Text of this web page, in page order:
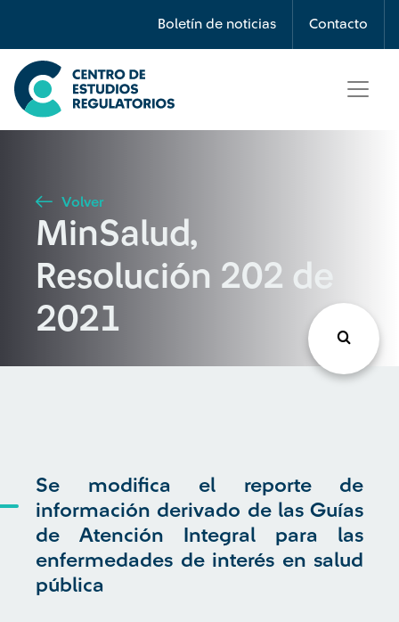
Boletín de noticias Contacto
Búsqueda
Seleccione país
Buscar
Volver
MinSalud,
Resolución 202 de
2021
Se modifica el reporte de
información derivado de las Guías
de Atención Integral para las
enfermedades de interés en salud
pública